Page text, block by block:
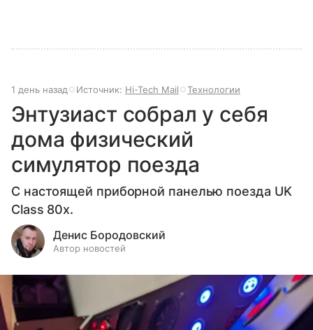
1 день назад Источник: Hi-Tech Mail Технологии
Энтузиаст собрал у себя
дома физический
симулятор поезда
С настоящей приборной панелью поезда UK
Class 80x.
Денис Бородовский
Автор новостей